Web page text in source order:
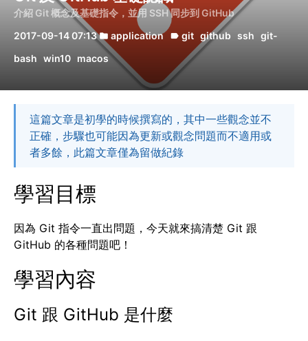
介紹 Git 概念及基礎指令，並用 SSH 同步到 GitHub
2017-09-14 07:13folder application label git github ssh git-
bash win10 macos
這篇文章是初學的時候撰寫的，其中一些觀念並不
正確，步驟也可能因為更新或觀念問題而不適用或
者多餘，此篇文章僅為留做紀錄
學習目標
因為 Git 指令一直出問題，今天就來搞清楚 Git 跟
GitHub 的各種問題吧！
學習內容
Git 跟 GitHub 是什麼